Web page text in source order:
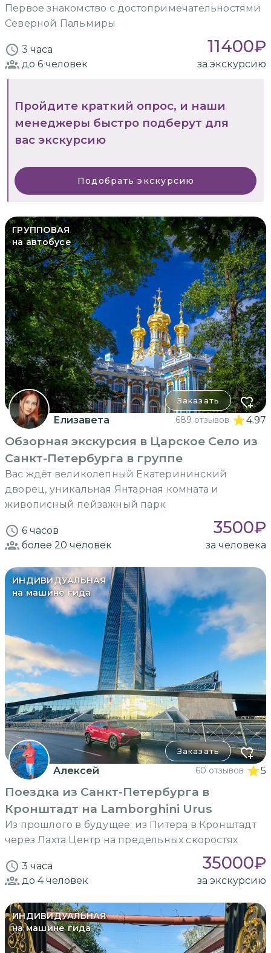
Первое знакомство с достопримечательностями
Северной Пальмиры
3 часа 11400₽
до 6 человек за экскурсию
Пройдите краткий опрос, и наши
менеджеры быстро подберут для
вас экскурсию
Подобрать экскурсию
ГРУППОВАЯ
на автобусе
Заказать
Елизавета 689 отзывов 4.97
Обзорная экскурсия в Царское Село из
Санкт-Петербурга в группе
Вас ждёт великолепный Екатерининский
дворец, уникальная Янтарная комната и
живописный пейзажный парк
6 часов 3500₽
более 20 человек за человека
ИНДИВИДУАЛЬНАЯ
на машине гида
Заказать
Алексей 60 отзывов 5
Поездка из Санкт-Петербурга в
Кронштадт на Lamborghini Urus
Из прошлого в будущее: из Питера в Кронштадт
через Лахта Центр на предельных скоростях
3 часа 35000₽
до 4человек за экскурсию
ИНДИВИДУАЛЬНАЯ
на машине гида